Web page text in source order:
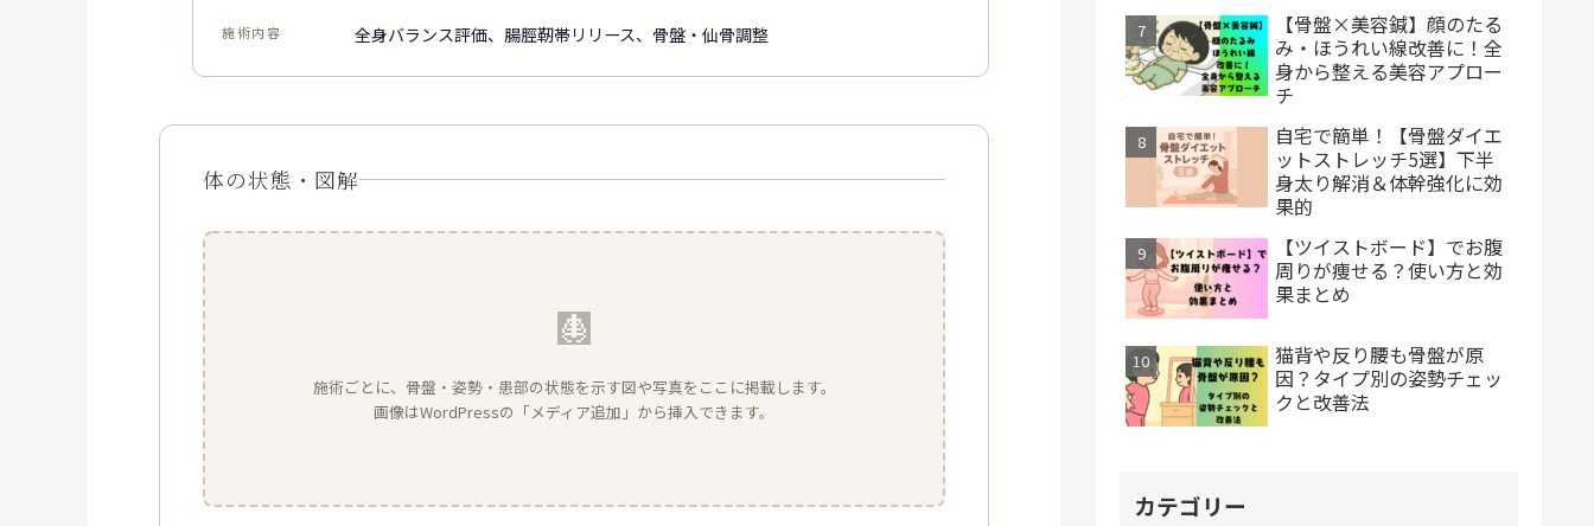
施術内容 全身バランス評価、腸脛靭帯リリース、骨盤・仙骨調整
体の状態・図解
🩻
施術ごとに、骨盤・姿勢・患部の状態を示す図や写真をここに掲載します。
画像はWordPressの「メディア追加」から挿入できます。
【骨盤×美容鍼】顔のたる
み・ほうれい線改善に！全
身から整える美容アプロー
チ
自宅で簡単！【骨盤ダイエ
ットストレッチ5選】下半
身太り解消＆体幹強化に効
果的
【ツイストボード】でお腹
周りが痩せる？使い方と効
果まとめ
猫背や反り腰も骨盤が原
因？タイプ別の姿勢チェッ
クと改善法
カテゴリー